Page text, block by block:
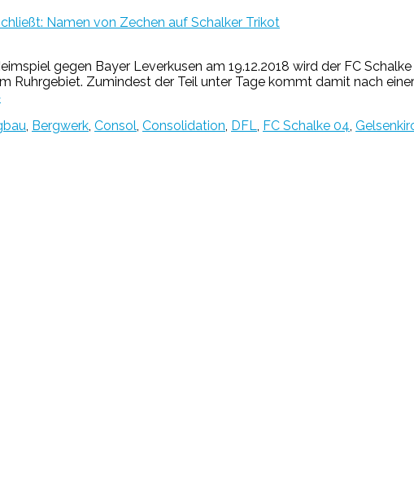
Namen von Zechen auf Schalker Trikot
gegen Bayer Leverkusen am 19.12.2018 wird der FC
Ruhrgebiet. Zumindest der Teil unter Tage kommt damit nach
, Bergwerk, Consol, Consolidation, DFL, FC Schalke 04,